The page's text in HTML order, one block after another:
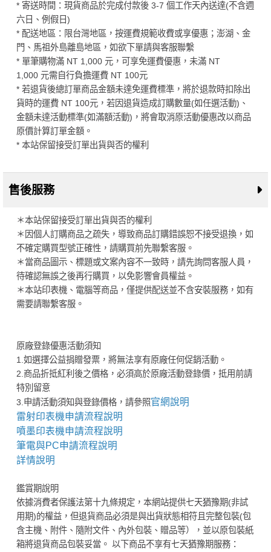
* 寄送時間：現貨商品於完成付款後 3-7 個工作天內送達(不含週
六日、例假日)
* 配送地區：限台灣地區，按運費規範收費或享優惠；澎湖、金
門、馬祖外島離島地區，如欲下單請與客服聯繫
* 單筆購物滿 NT 1,000 元，可享免運費優惠，未滿 NT
1,000 元需自行負擔運費 NT 100元
* 若退貨後總訂單商品金額未達免運費標準，將於退款時扣除出
貨時的運費 NT 100元，若因退貨造成訂購數量(如任選活動)、
金額未達活動標準(如滿額活動)，將會取消原活動優惠改以商品
原價計算訂單金額。
* 本站保留接受訂單出貨與否的權利
售後服務
＊本站保留接受訂單出貨與否的權利
＊因個人訂購商品之疏失，導致商品訂購錯誤恕不接受退換，如
不確定購買型號正確性，請購買前先聯繫客服。
＊當商品圖示、標題或文案內容不一致時，請先詢問客服人員，
待確認無誤之後再行購買，以免影響會員權益。
＊本站印表機、電腦等商品，僅提供配送並不含安裝服務，如有
需要請聯繫客服。
原廠登錄優惠活動須知
1.如選擇公益捐贈發票，將無法享有原廠任何促銷活動。
2.商品折抵紅利後之價格，必須高於原廠活動登錄價，抵用前請
特別留意
3.申請活動須知與登錄價格，請參照官網說明
雷射印表機申請流程說明
噴墨印表機申請流程說明
筆電與PC申請流程說明
詳情說明
鑑賞期說明
依據消費者保護法第十九條規定，本網站提供七天猶豫期(非試
用期)的權益，但退貨商品必須是與出貨狀態相符且完整包裝(包
含主機、附件、隨附文件、內外包裝、贈品等），並以原包裝紙
箱將退貨商品包裝妥當。 以下商品不享有七天猶豫期服務：